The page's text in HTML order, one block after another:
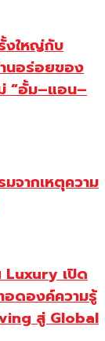
งใหญ่กับ
นอร่อยของ
“อั้ม–แอน–
จากเหตุความ
Luxury เปิด
อดองค์ความรู้
สู่ Global